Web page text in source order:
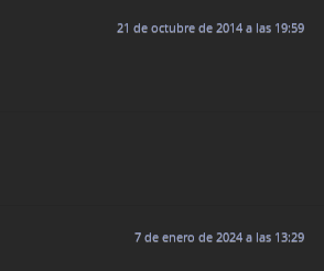
21 de octubre de 2014 a las 19:59
7 de enero de 2024 a las 13:29